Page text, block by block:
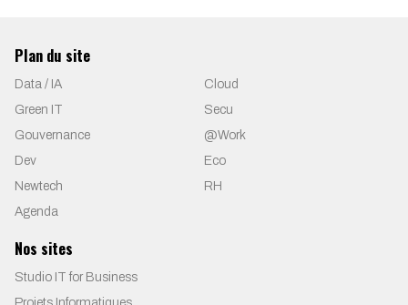
Plan du site
Data / IA
Cloud
Green IT
Secu
Gouvernance
@Work
Dev
Eco
Newtech
RH
Agenda
Nos sites
Studio IT for Business